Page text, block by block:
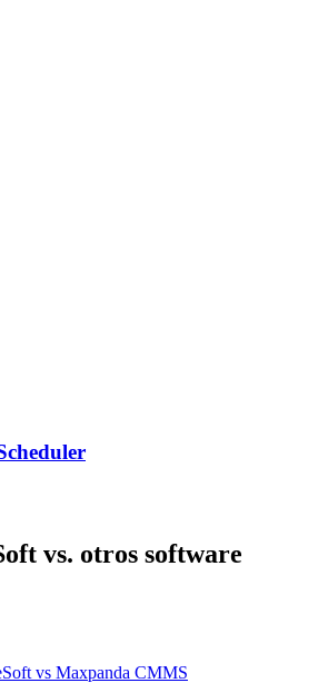
vs. otros software
vs Maxpanda CMMS